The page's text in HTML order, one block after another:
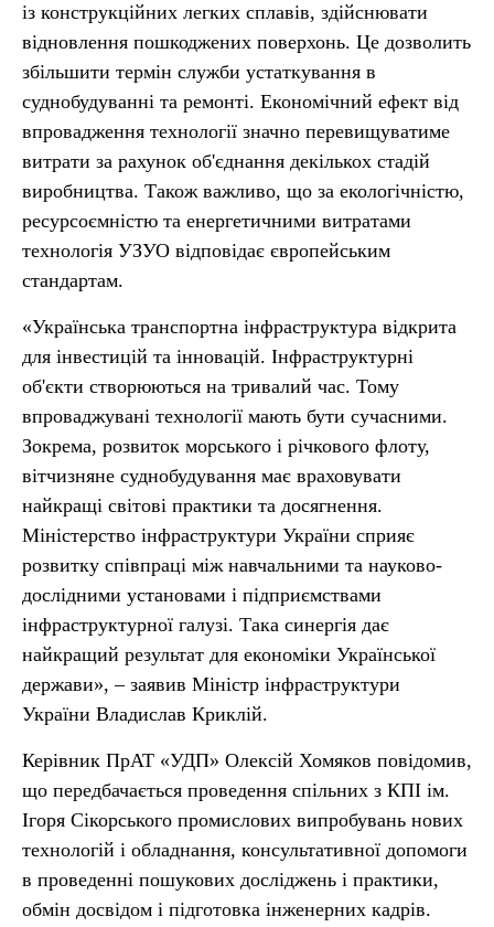
із конструкційних легких сплавів, здійснювати
відновлення пошкоджених поверхонь. Це дозволить
збільшити термін служби устаткування в
суднобудуванні та ремонті. Економічний ефект від
впровадження технології значно перевищуватиме
витрати за рахунок об'єднання декількох стадій
виробництва. Також важливо, що за екологічністю,
ресурсоємністю та енергетичними витратами
технологія УЗУО відповідає європейським
стандартам.
«Українська транспортна інфраструктура відкрита
для інвестицій та інновацій. Інфраструктурні
об'єкти створюються на тривалий час. Тому
впроваджувані технології мають бути сучасними.
Зокрема, розвиток морського і річкового флоту,
вітчизняне суднобудування має враховувати
найкращі світові практики та досягнення.
Міністерство інфраструктури України сприяє
розвитку співпраці між навчальними та науково-
дослідними установами і підприємствами
інфраструктурної галузі. Така синергія дає
найкращий результат для економіки Української
держави», – заявив Міністр інфраструктури
України Владислав Криклій.
Керівник ПрАТ «УДП» Олексій Хомяков повідомив,
що передбачається проведення спільних з КПІ ім.
Ігоря Сікорського промислових випробувань нових
технологій і обладнання, консультативної допомоги
в проведенні пошукових досліджень і практики,
обмін досвідом і підготовка інженерних кадрів.